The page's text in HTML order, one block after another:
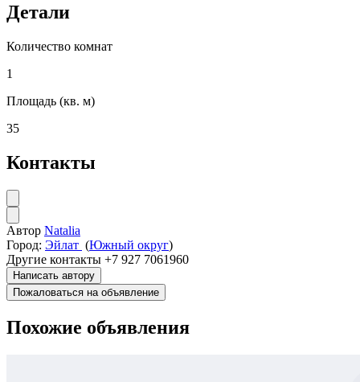
Детали
Количество комнат
1
Площадь (кв. м)
35
Контакты
Автор Natalia
Город: Эйлат (Южный округ)
Другие контакты +7 927 7061960
Написать автору
Пожаловаться на объявление
Похожие объявления